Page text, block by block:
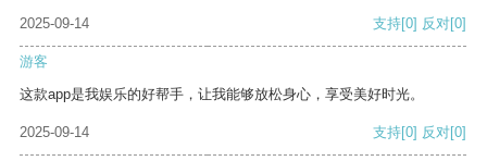
2025-09-14
支持[0] 反对[0]
游客
这款app是我娱乐的好帮手，让我能够放松身心，享受美好时光。
2025-09-14 支持[0] 反对[0]